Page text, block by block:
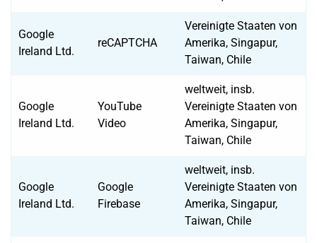
Google
Ireland Ltd.
reCAPTCHA
Vereinigte Staaten von
Amerika, Singapur,
Taiwan, Chile
Google
Ireland Ltd.
YouTube
Video
weltweit, insb.
Vereinigte Staaten von
Amerika, Singapur,
Taiwan, Chile
Google
Ireland Ltd.
Google
Firebase
weltweit, insb.
Vereinigte Staaten von
Amerika, Singapur,
Taiwan, Chile